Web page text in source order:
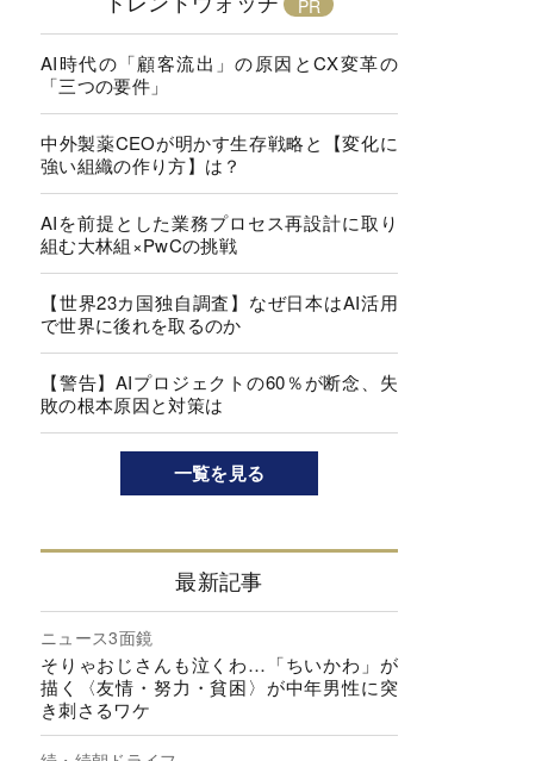
AI時代の「顧客流出」の原因とCX変革の
「三つの要件」
中外製薬CEOが明かす生存戦略と【変化に
強い組織の作り方】は？
AIを前提とした業務プロセス再設計に取り
組む大林組×PwCの挑戦
【世界23カ国独自調査】なぜ日本はAI活用
で世界に後れを取るのか
【警告】AIプロジェクトの60％が断念、失
敗の根本原因と対策は
一覧を見る
最新記事
ニュース3面鏡
そりゃおじさんも泣くわ…「ちいかわ」が
描く〈友情・努力・貧困〉が中年男性に突
き刺さるワケ